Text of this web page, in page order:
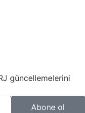
güncellemelerini
Abone ol